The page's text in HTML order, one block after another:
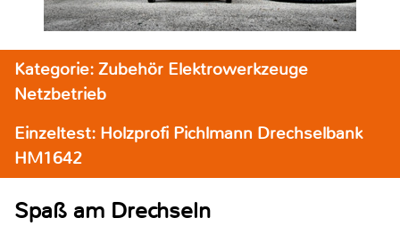
Kategorie: Zubehör Elektrowerkzeuge
Netzbetrieb
Einzeltest: Holzprofi Pichlmann Drechselbank
HM1642
Spaß am Drechseln